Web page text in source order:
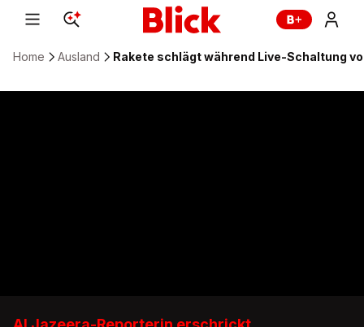
Home Ausland Rakete schlägt während Live-Schaltung